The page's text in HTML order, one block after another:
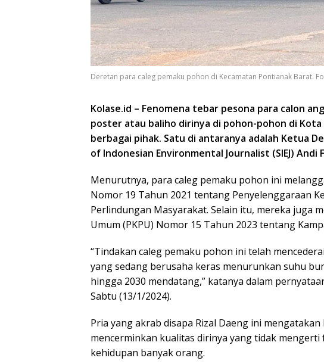
Deretan para caleg pemaku pohon di Kecamatan Pontianak Barat.
Kolase.id – Fenomena tebar pesona para calon
poster atau baliho dirinya di pohon-pohon di
berbagai pihak. Satu di antaranya adalah Ketua
of Indonesian Environmental Journalist (SIEJ) Andi
Menurutnya, para caleg pemaku pohon ini
Nomor 19 Tahun 2021 tentang Penyelenggaraan
Perlindungan Masyarakat. Selain itu, mereka juga
Umum (PKPU) Nomor 15 Tahun 2023 tentang
“Tindakan caleg pemaku pohon ini telah
yang sedang berusaha keras menurunkan suhu
hingga 2030 mendatang,” katanya dalam
Sabtu (13/1/2024).
Pria yang akrab disapa Rizal Daeng ini
mencerminkan kualitas dirinya yang tidak
kehidupan banyak orang.